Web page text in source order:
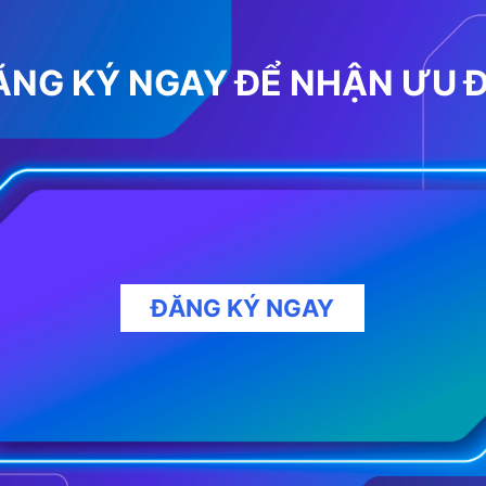
KÝ NGAY ĐỂ NHẬN ƯU
ĐĂNG KÝ NGAY